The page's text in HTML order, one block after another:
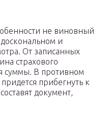
не виновный
и
От записанных
страхового
суммы. В противном
прибегнуть к
документ,